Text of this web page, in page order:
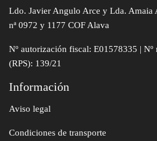
Ldo. Javier Angulo Arce y Lda. Amaia
nª 0972 y 1177 COF Alava
Nº autorización fiscal: E01578335 |
(RPS): 139/21
Información
Aviso legal
Condiciones de transporte